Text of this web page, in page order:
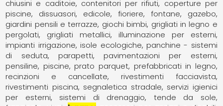
chiusini e caditoie
contenitori per rifiuti
coperture per
piscine
dissuasori edicole fioriere fontane
gazebo
giardini pensili e terrazze giochi bimbi grigliati in legno e
pergolati
grigliati metallici
illuminazione per esterni
impianti irrigazione isole ecologiche panchine - sistemi
di seduta
parapetti
pavimentazioni per esterni
pensiline piscine prato parquet prefabbricati in legno
recinzioni e cancellate
rivestimenti facciavista
rivestimenti piscina segnaletica stradale servizi igienici
per esterni
sistemi di drenaggio
tende da sole,